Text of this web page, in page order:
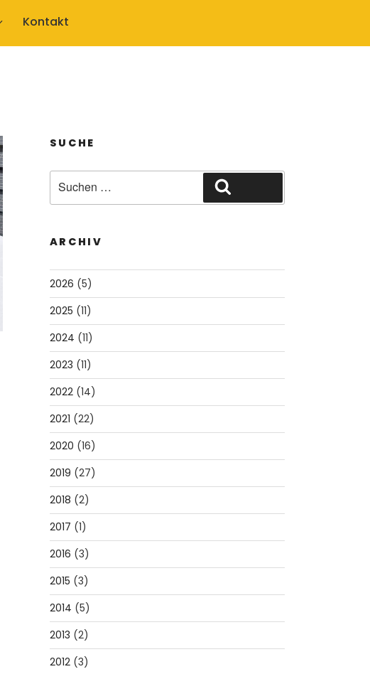
Kontakt
SUCHE
nach:
ARCHIV
2026 (5)
2025 (11)
2024 (11)
2023 (11)
2022(14)
2021 (22)
2020 (16)
2019 (27)
2018 (2)
2017 (1)
2016 (3)
2015 (3)
2014 (5)
2013 (2)
2012(3)